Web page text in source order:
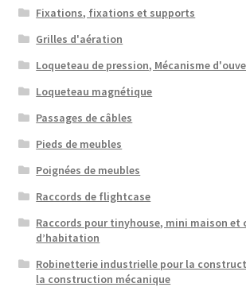
Fixations, fixations et supports
Grilles d'aération
Loqueteau de pression, Mécanisme
Loqueteau magnétique
Passages de câbles
Pieds de meubles
Poignées de meubles
Raccords de flightcase
Raccords pour tinyhouse, mini maison et
d’habitation
Robinetterie industrielle pour la
la construction mécanique